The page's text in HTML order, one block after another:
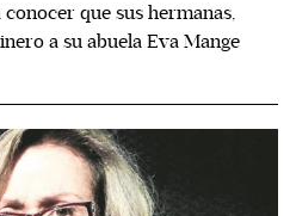
que sus hermanas,
a su abuela Eva Mange